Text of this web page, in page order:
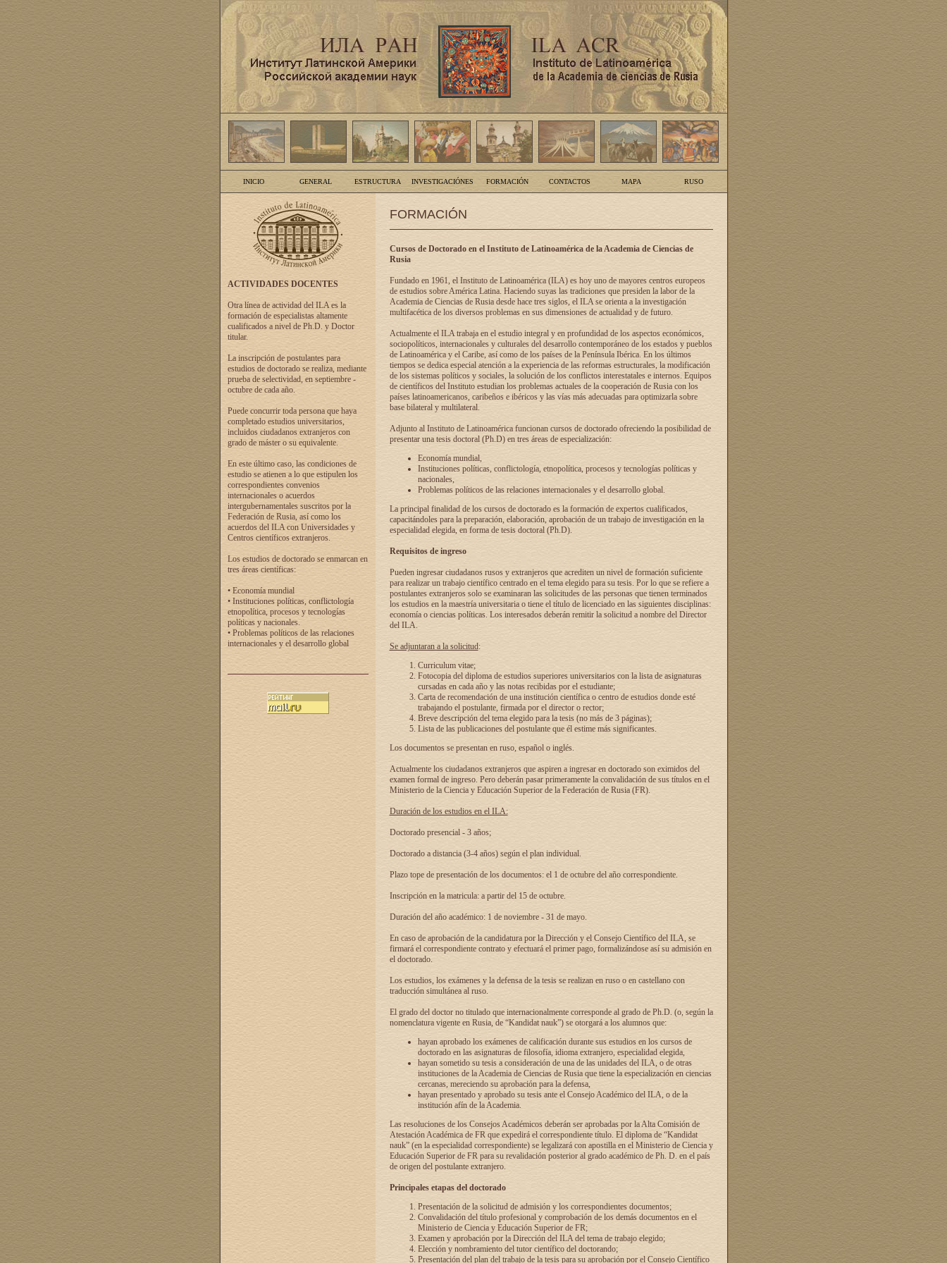
INICIO GENERAL ESTRUCTURA INVESTIGACIÓNES FORMACIÓN CONTACTOS MAPA RUSO
ACTIVIDADES DOCENTES
Otra línea de actividad del ILA es la
formación de especialistas altamente
cualificados a nivel de Ph.D. y Doctor
titular.
La inscripción de postulantes para
estudios de doctorado se realiza, mediante
prueba de selectividad, en septiembre -
octubre de cada año.
Puede concurrir toda persona que haya
completado estudios universitarios,
incluidos ciudadanos extranjeros con
grado de máster o su equivalente.
En este último caso, las condiciones de
estudio se atienen a lo que estipulen los
correspondientes convenios
internacionales o acuerdos
intergubernamentales suscritos por la
Federación de Rusia, así como los
acuerdos del ILA con Universidades y
Centros científicos extranjeros.
Los estudios de doctorado se enmarcan en
tres áreas científicas:
• Economía mundial
• Instituciones políticas, conflictología
etnopolítica, procesos y tecnologías
políticas y nacionales.
• Problemas políticos de las relaciones
internacionales y el desarrollo global
FORMACIÓN
Cursos de Doctorado en el Instituto de Latinoamérica de la Academia de Ciencias de
Rusia
Fundado en 1961, el Instituto de Latinoamérica (ILA) es hoy uno de mayores centros europeos
de estudios sobre América Latina. Haciendo suyas las tradiciones que presiden la labor de la
Academia de Ciencias de Rusia desde hace tres siglos, el ILA se orienta a la investigación
multifacética de los diversos problemas en sus dimensiones de actualidad y de futuro.
Actualmente el ILA trabaja en el estudio integral y en profundidad de los aspectos económicos,
sociopolíticos, internacionales y culturales del desarrollo contemporáneo de los estados y pueblos
de Latinoamérica y el Caribe, así como de los países de la Península Ibérica. En los últimos
tiempos se dedica especial atención a la experiencia de las reformas estructurales, la modificación
de los sistemas políticos y sociales, la solución de los conflictos interestatales e internos. Equipos
de científicos del Instituto estudian los problemas actuales de la cooperación de Rusia con los
países latinoamericanos, caribeños e ibéricos y las vías más adecuadas para optimizarla sobre
base bilateral y multilateral.
Adjunto al Instituto de Latinoamérica funcionan cursos de doctorado ofreciendo la posibilidad de
presentar una tesis doctoral (Ph.D) en tres áreas de especialización:
Economía mundial,
Instituciones políticas, conflictología, etnopolítica, procesos y tecnologías políticas y
nacionales,
Problemas políticos de las relaciones internacionales y el desarrollo global.
La principal finalidad de los cursos de doctorado es la formación de expertos cualificados,
capacitándoles para la preparación, elaboración, aprobación de un trabajo de investigación en la
especialidad elegida, en forma de tesis doctoral (Ph.D).
Requisitos de ingreso
Pueden ingresar ciudadanos rusos y extranjeros que acrediten un nivel de formación suficiente
para realizar un trabajo científico centrado en el tema elegido para su tesis. Por lo que se refiere a
postulantes extranjeros solo se examinaran las solicitudes de las personas que tienen terminados
los estudios en la maestría universitaria o tiene el título de licenciado en las siguientes disciplinas:
economía o ciencias políticas. Los interesados deberán remitir la solicitud a nombre del Director
del ILA.
Se adjuntaran a la solicitud:
Curriculum vitae;
Fotocopia del diploma de estudios superiores universitarios con la lista de asignaturas
cursadas en cada año y las notas recibidas por el estudiante;
Carta de recomendación de una institución científica o centro de estudios donde esté
trabajando el postulante, firmada por el director o rector;
Breve descripción del tema elegido para la tesis (no más de 3 páginas);
Lista de las publicaciones del postulante que él estime más significantes.
Los documentos se presentan en ruso, español o inglés.
Actualmente los ciudadanos extranjeros que aspiren a ingresar en doctorado son eximidos del
examen formal de ingreso. Pero deberán pasar primeramente la convalidación de sus títulos en el
Ministerio de la Ciencia y Educación Superior de la Federación de Rusia (FR).
Duración de los estudios en el ILA:
Doctorado presencial - 3 años;
Doctorado a distancia (3-4 años) según el plan individual.
Plazo tope de presentación de los documentos: el 1 de octubre del año correspondiente.
Inscripción en la matricula: a partir del 15 de octubre.
Duración del año académico: 1 de noviembre - 31 de mayo.
En caso de aprobación de la candidatura por la Dirección y el Consejo Científico del ILA, se
firmará el correspondiente contrato y efectuará el primer pago, formalizándose así su admisión en
el doctorado.
Los estudios, los exámenes y la defensa de la tesis se realizan en ruso o en castellano con
traducción simultánea al ruso.
El grado del doctor no titulado que internacionalmente corresponde al grado de Ph.D. (o, según la
nomenclatura vigente en Rusia, de “Kandidat nauk”) se otorgará a los alumnos que:
hayan aprobado los exámenes de calificación durante sus estudios en los cursos de
doctorado en las asignaturas de filosofía, idioma extranjero, especialidad elegida,
hayan sometido su tesis a consideración de una de las unidades del ILA, o de otras
instituciones de la Academia de Ciencias de Rusia que tiene la especialización en ciencias
cercanas, mereciendo su aprobación para la defensa,
hayan presentado y aprobado su tesis ante el Consejo Académico del ILA, o de la
institución afín de la Academia.
Las resoluciones de los Consejos Académicos deberán ser aprobadas por la Alta Comisión de
Atestación Académica de FR que expedirá el correspondiente título. El diploma de “Kandidat
nauk” (en la especialidad correspondiente) se legalizará con apostilla en el Ministerio de Ciencia y
Educación Superior de FR para su revalidación posterior al grado académico de Ph. D. en el país
de origen del postulante extranjero.
Principales etapas del doctorado
Presentación de la solicitud de admisión y los correspondientes documentos;
Convalidación del título profesional y comprobación de los demás documentos en el
Ministerio de Ciencia y Educación Superior de FR;
Examen y aprobación por la Dirección del ILA del tema de trabajo elegido;
Elección y nombramiento del tutor científico del doctorando;
Presentación del plan del trabajo de la tesis para su aprobación por el Consejo Científico